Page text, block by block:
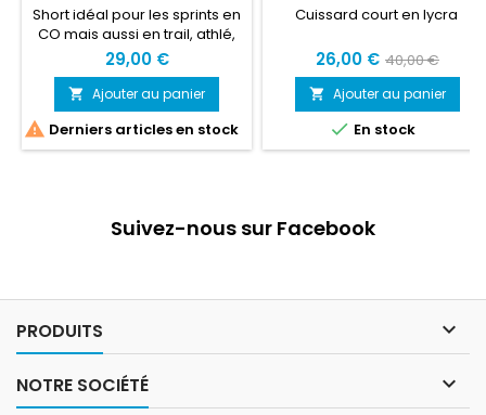
Short idéal pour les sprints en
CO mais aussi en trail, athlé,
running...
29,00 €
 Ajouter au panier
 Derniers articles en stock
Cuissard court en lycra
26,00 € 40,00 €
 Ajouter au panier
 En stock
Suivez-nous sur Facebook
PRODUITS 
NOTRE SOCIÉTÉ 